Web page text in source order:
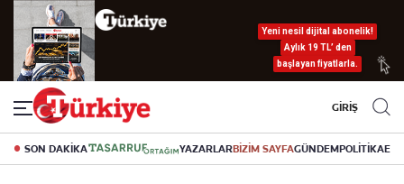
Yeni nesil dijital abonelik!
Aylık 19 TL’ den
başlayan fiyatlarla.
GİRİŞ
SON DAKİKA YAZARLARBİZİM SAYFAGÜNDEMPOLİTİKA